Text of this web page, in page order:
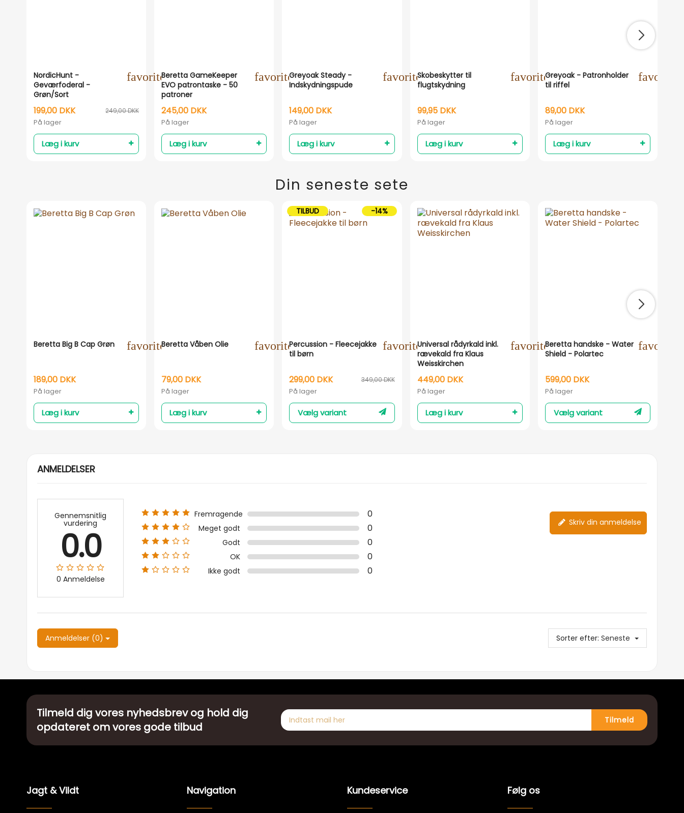
NordicHunt -
Geværfoderal -
Grøn/Sort
249,00 DKK
199,00 DKK
På lager
Læg i kurv
favorite_outline
Beretta GameKeeper
EVO patrontaske - 50
patroner
245,00 DKK
På lager
Læg i kurv
favorite_outline
Greyoak Steady -
Indskydningspude
149,00 DKK
På lager
Læg i kurv
favorite_outline
Skobeskytter til
flugtskydning
99,95 DKK
På lager
Læg i kurv
favorite_outline
Greyoak - Patronholder
til riffel
89,00 DKK
På lager
Læg i kurv
Din seneste sete
Beretta Big B Cap Grøn
189,00 DKK
På lager
Læg i kurv
favorite_outline
Beretta Våben Olie
79,00 DKK
På lager
Læg i kurv
favorite_outline
Percussion - Fleecejakke
til børn
349,00 DKK
299,00 DKK
På lager
Vælg variant
favorite_outline
TILBUD -14%
Universal rådyrkald inkl.
rævekald fra Klaus
Weisskirchen
449,00 DKK
På lager
Læg i kurv
favorite_outline
Beretta handske - Water
Shield - Polartec
599,00 DKK
På lager
Vælg variant
ANMELDELSER
Gennemsnitlig
vurdering
0.0
0 Anmeldelse
Fremragende 0
Meget godt 0
Godt 0
OK 0
Ikke godt 0
Skriv din anmeldelse
Anmeldelser (0) Sorter efter: Seneste
Tilmeld dig vores nyhedsbrev og hold dig
opdateret om vores gode tilbud
Tilmeld
Jagt & Vildt Navigation Kundeservice Følg os